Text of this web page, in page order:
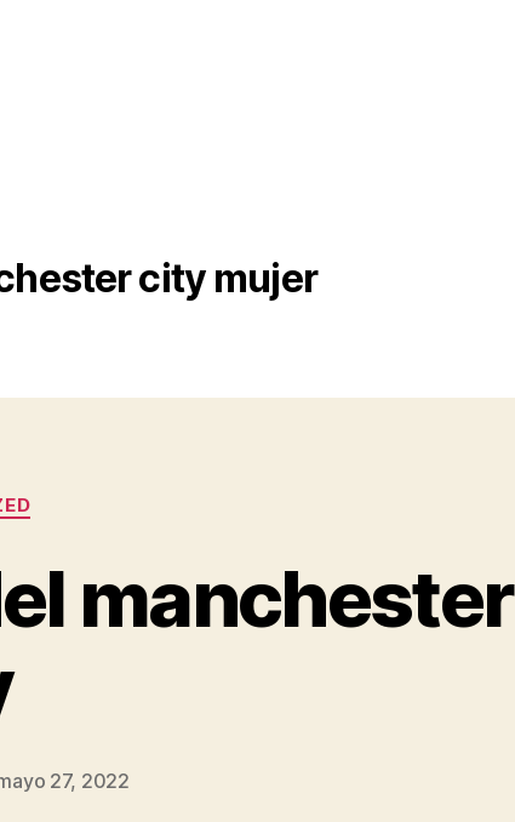
city mujer
manchester
27, 2022